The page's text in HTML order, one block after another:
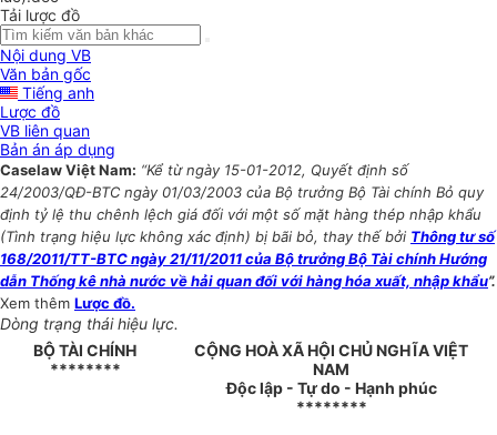
Tải lược đồ
Nội dung VB
Văn bản gốc
Tiếng anh
Lược đồ
VB liên quan
Bản án áp dụng
Caselaw Việt Nam: “Kể từ ngày 15-01-2012, Quyết định số
24/2003/QĐ-BTC ngày 01/03/2003 của Bộ trưởng Bộ Tài chính Bỏ quy
định tỷ lệ thu chênh lệch giá đối với một số mặt hàng thép nhập khẩu
(Tình trạng hiệu lực không xác định) bị bãi bỏ, thay thế bởi Thông tư số
168/2011/TT-BTC ngày 21/11/2011 của Bộ trưởng Bộ Tài chính Hướng
dẫn Thống kê nhà nước về hải quan đối với hàng hóa xuất, nhập khẩu”.
Xem thêm Lược đồ.
Dòng trạng thái hiệu lực.
BỘ TÀI CHÍNH
********
CỘNG HOÀ XÃ HỘI CHỦ NGHĨA VIỆT
NAM
Độc lập - Tự do - Hạnh phúc
********